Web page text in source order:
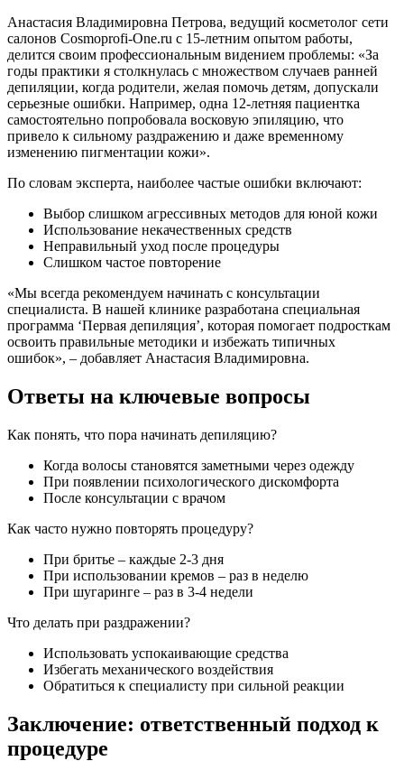
Анастасия Владимировна Петрова, ведущий косметолог сети
салонов Cosmoprofi-One.ru с 15-летним опытом работы,
делится своим профессиональным видением проблемы: «За
годы практики я столкнулась с множеством случаев ранней
депиляции, когда родители, желая помочь детям, допускали
серьезные ошибки. Например, одна 12-летняя пациентка
самостоятельно попробовала восковую эпиляцию, что
привело к сильному раздражению и даже временному
изменению пигментации кожи».
По словам эксперта, наиболее частые ошибки включают:
Выбор слишком агрессивных методов для юной кожи
Использование некачественных средств
Неправильный уход после процедуры
Слишком частое повторение
«Мы всегда рекомендуем начинать с консультации
специалиста. В нашей клинике разработана специальная
программа ‘Первая депиляция’, которая помогает подросткам
освоить правильные методики и избежать типичных
ошибок», – добавляет Анастасия Владимировна.
Ответы на ключевые вопросы
Как понять, что пора начинать депиляцию?
Когда волосы становятся заметными через одежду
При появлении психологического дискомфорта
После консультации с врачом
Как часто нужно повторять процедуру?
При бритье – каждые 2-3 дня
При использовании кремов – раз в неделю
При шугаринге – раз в 3-4 недели
Что делать при раздражении?
Использовать успокаивающие средства
Избегать механического воздействия
Обратиться к специалисту при сильной реакции
Заключение: ответственный подход к
процедуре